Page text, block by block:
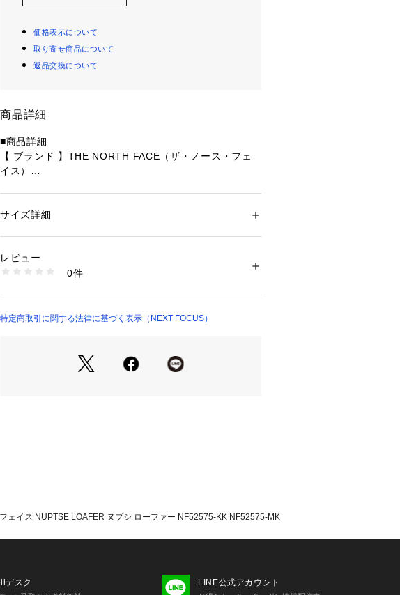
価格表示について
取り寄せ商品について
返品交換について
商品詳細
■商品詳細
【 ブランド 】THE NORTH FACE（ザ・ノース・フェ
イス）
【 底材 】ゴム底
立した防寒用ローファーです。アッパーにリサイクルポ
リエステル素材を採用。中わたには濡れても保温性をキ
トの異なる路面でも高いグリップ力を発揮するラバーア
クコードを採用し、甲部分でフィット感の調整が可能。
アウトドアフィールドからタウンユースまで活躍する高
性別：レディース
4640000006783
サイズ詳細
レビュー
0件
特定商取引に関する法律に基づく表示（NEXT FOCUS）
ェイス NUPTSE LOAFER ヌプシ ローファー NF52575-KK NF52575-MK
デスク LINE公式アカウント